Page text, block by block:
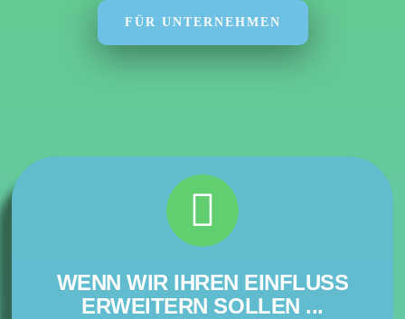
FÜR UNTERNEHMEN
WENN WIR IHREN EINFLUSS
ERWEITERN SOLLEN ...